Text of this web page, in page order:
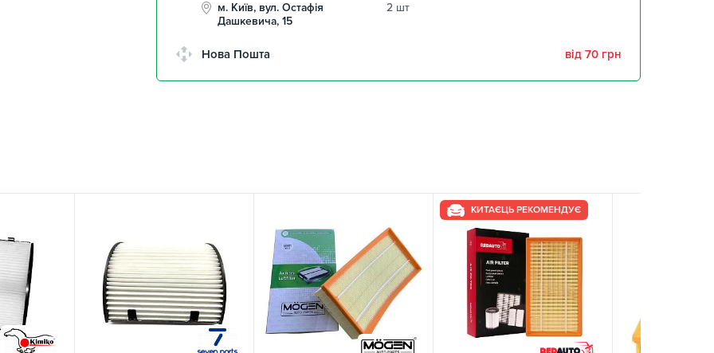
м. Київ, вул. Остафія
Дашкевича, 15
2 шт
Нова Пошта від 70 грн
КИТАЄЦЬ РЕКОМЕНДУЄ